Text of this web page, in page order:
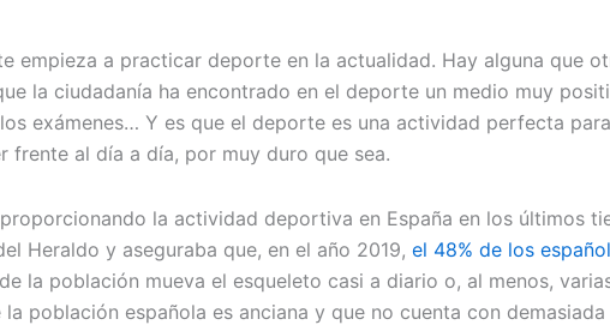
empieza a practicar deporte en la actualidad. Hay alguna que
la ciudadanía ha encontrado en el deporte un medio muy
exámenes… Y es que el deporte es una actividad perfecta
frente al día a día, por muy duro que sea.
la actividad deportiva en España en los últimos
Heraldo y aseguraba que, en el año 2019, el 48% de los
la población mueva el esqueleto casi a diario o, al menos,
población española es anciana y que no cuenta con